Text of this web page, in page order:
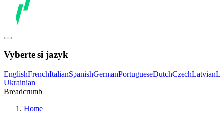
Vyberte si jazyk
EnglishFrenchItalianSpanishGermanPortugueseDutchCzechLatvian
Ukrainian
Breadcrumb
Home